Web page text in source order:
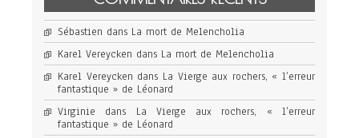
Sébastien dans La mort de Melencholia
Karel Vereycken dans La mort de Melencholia
Karel Vereycken dans La Vierge aux rochers, « l’erreur
fantastique » de Léonard
Virginie dans La Vierge aux rochers, « l’erreur
fantastique » de Léonard